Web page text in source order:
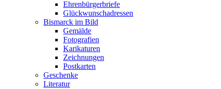
Ehrenbürgerbriefe
Glückwunschadressen
Bismarck im Bild
Gemälde
Fotografien
Karikaturen
Zeichnungen
Postkarten
Geschenke
Literatur